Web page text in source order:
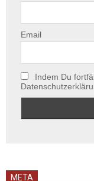
Email
Indem Du
META